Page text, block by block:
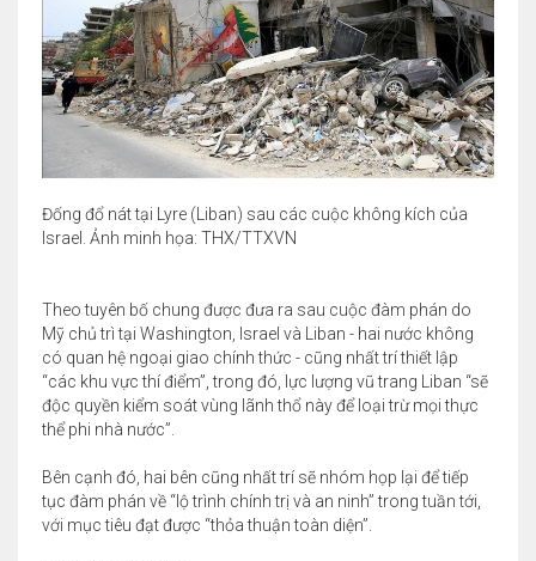
Đống đổ nát tại Lyre (Liban) sau các cuộc không kích của
Israel. Ảnh minh họa: THX/TTXVN
Theo tuyên bố chung được đưa ra sau cuộc đàm phán do
Mỹ chủ trì tại Washington, Israel và Liban - hai nước không
có quan hệ ngoại giao chính thức - cũng nhất trí thiết lập
“các khu vực thí điểm”, trong đó, lực lượng vũ trang Liban “sẽ
độc quyền kiểm soát vùng lãnh thổ này để loại trừ mọi thực
thể phi nhà nước”.
Bên cạnh đó, hai bên cũng nhất trí sẽ nhóm họp lại để tiếp
tục đàm phán về “lộ trình chính trị và an ninh” trong tuần tới,
với mục tiêu đạt được “thỏa thuận toàn diện”.